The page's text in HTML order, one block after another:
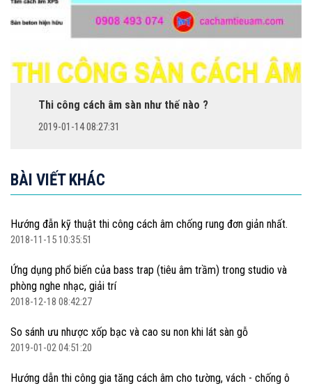
Thi công cách âm sàn như thế nào ?
2019-01-14 08:27:31
BÀI VIẾT KHÁC
Hướng đẫn kỹ thuật thi công cách âm chống rung đơn giản nhất.
2018-11-15 10:35:51
Ứng dụng phổ biến của bass trap (tiêu âm trầm) trong studio và
phòng nghe nhạc, giải trí
2018-12-18 08:42:27
So sánh ưu nhược xốp bạc và cao su non khi lát sàn gỗ
2019-01-02 04:51:20
Hướng dẫn thi công gia tăng cách âm cho tường, vách - chống ô